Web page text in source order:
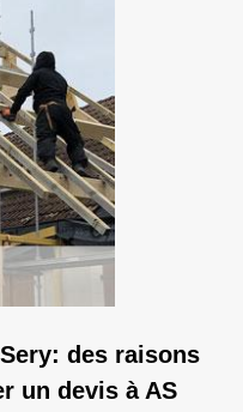
des raisons
un devis à AS